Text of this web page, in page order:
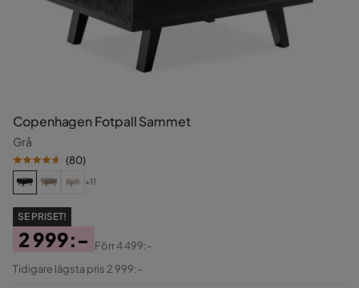
Copenhagen Fotpall Sammet
Grå
(80)
+11
SE PRISET!
Pris
2 999:-
Original
Förr4 499:-
Tidigare lägsta pris 2 999:-